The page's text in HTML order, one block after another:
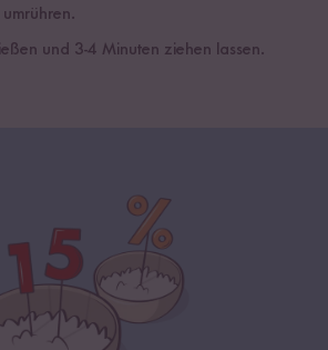
und 3-4 Minuten ziehen lassen.